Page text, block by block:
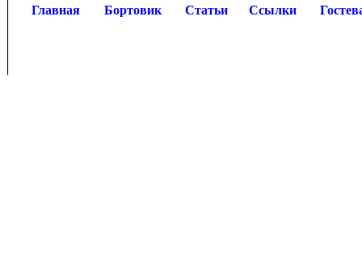
Главная Бортовик Статьи Ссылки